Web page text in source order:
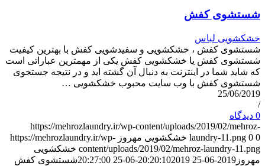
شستشوی کفش
خشکشویی لباس
شستشوی کفش ، خشکشویی و سفیدشویی کفش با بهترین کیفیت
شستشوی کفش یا خشکشویی کفش یکی از مهمترین عباراتی است
که شاید شما در اینترنت به دنبال آن گشته اید و در نتیجه جستجوی
شستشوی کفش با وب سایت محبوب خشکشویی …
25/06/2019
/
0 دیدگاه
https://mehrozlaundry.ir/wp-content/uploads/2019/02/mehroz-
laundry-11.png 0 0 خشکشویی مهروز https://mehrozlaundry.ir/wp-
content/uploads/2019/02/mehroz-laundry-11.png خشکشویی
مهروز 2019-06-25 20:20:10
2019-06-25 20:27:00 شستشوی کفش